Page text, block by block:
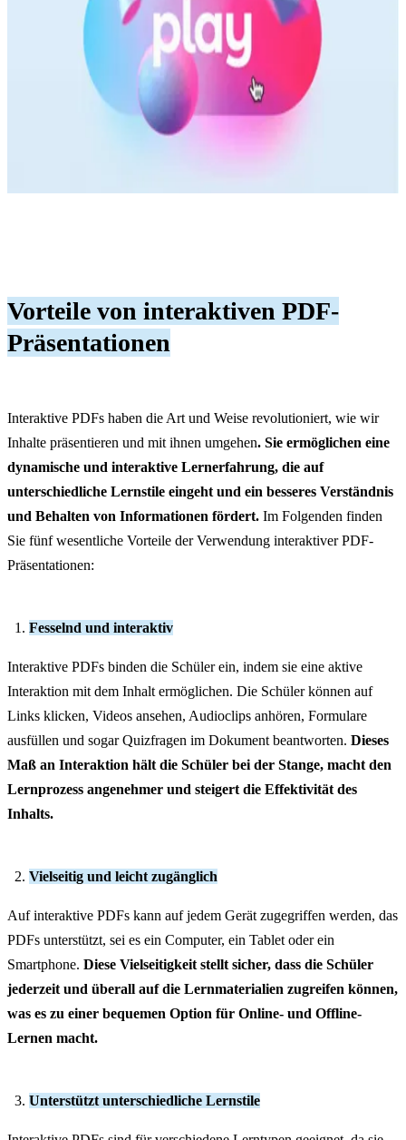
Vorteile von interaktiven PDF-
Präsentationen
Interaktive PDFs haben die Art und Weise revolutioniert, wie wir
Inhalte präsentieren und mit ihnen umgehen. Sie ermöglichen eine
dynamische und interaktive Lernerfahrung, die auf
unterschiedliche Lernstile eingeht und ein besseres Verständnis
und Behalten von Informationen fördert. Im Folgenden finden
Sie fünf wesentliche Vorteile der Verwendung interaktiver PDF-
Präsentationen:
Fesselnd und interaktiv
Interaktive PDFs binden die Schüler ein, indem sie eine aktive
Interaktion mit dem Inhalt ermöglichen. Die Schüler können auf
Links klicken, Videos ansehen, Audioclips anhören, Formulare
ausfüllen und sogar Quizfragen im Dokument beantworten. Dieses
Maß an Interaktion hält die Schüler bei der Stange, macht den
Lernprozess angenehmer und steigert die Effektivität des
Inhalts.
Vielseitig und leicht zugänglich
Auf interaktive PDFs kann auf jedem Gerät zugegriffen werden, das
PDFs unterstützt, sei es ein Computer, ein Tablet oder ein
Smartphone. Diese Vielseitigkeit stellt sicher, dass die Schüler
jederzeit und überall auf die Lernmaterialien zugreifen können,
was es zu einer bequemen Option für Online- und Offline-
Lernen macht.
Unterstützt unterschiedliche Lernstile